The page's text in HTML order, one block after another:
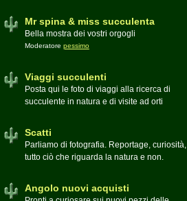
Mr spina & miss succulenta
Bella mostra dei vostri orgogli
Moderatore pessimo
Viaggi succulenti
Posta qui le foto di viaggi alla ricerca di
succulente in natura e di visite ad orti
Scatti
Parliamo di fotografia. Reportage, curiosità,
tutto ciò che riguarda la natura e non.
Angolo nuovi acquisti